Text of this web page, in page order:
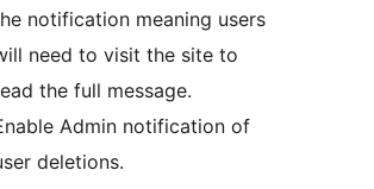
notification meaning users
need to visit the site to
the full message.
Admin notification of
deletions.